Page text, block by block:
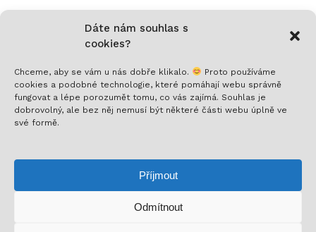
Dáte nám souhlas s
cookies?
Chceme, aby se vám u nás dobře klikalo.
Proto používáme
cookies a podobné technologie, které pomáhají webu správně
fungovat a lépe porozumět tomu, co vás zajímá. Souhlas je
dobrovolný, ale bez něj nemusí být některé části webu úplně ve
své formě.
Příjmout
Odmítnout